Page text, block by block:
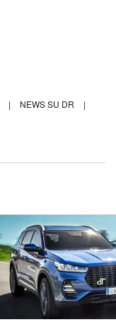
| NEWS SU DR
|